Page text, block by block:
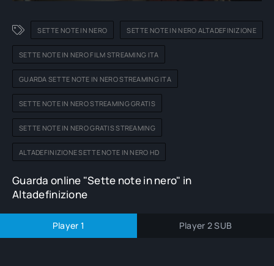
SETTE NOTE IN NERO SETTE NOTE IN NERO ALTADEFINIZIONE
SETTE NOTE IN NERO FILM STREAMING ITA
GUARDA SETTE NOTE IN NERO STREAMING ITA
SETTE NOTE IN NERO STREAMING GRATIS
SETTE NOTE IN NERO GRATIS STREAMING
ALTADEFINIZIONE SETTE NOTE IN NERO HD
Guarda online "Sette note in nero" in
Altadefinizione
Player 1 Player 2 SUB